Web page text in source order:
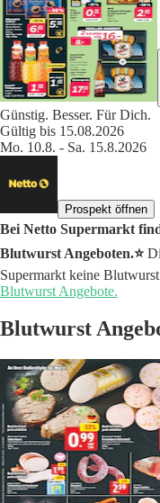
Günstig. Besser. Für Dich.
Gültig bis 15.08.2026
Mo. 10.8. - Sa. 15.8.2026
Prospekt öffnen
Bei Netto Supermarkt
Blutwurst Angeboten.⭐️
Supermarkt keine
Blutwurst Angebote.
Blutwurst